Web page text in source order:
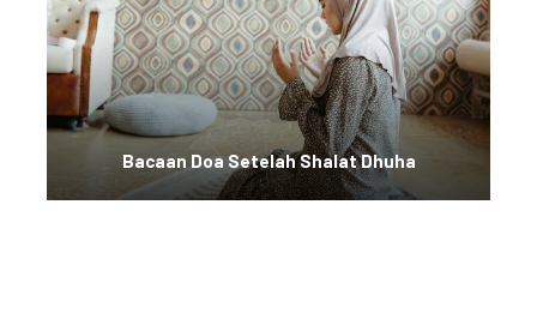
Bacaan Doa Setelah Shalat Dhuha